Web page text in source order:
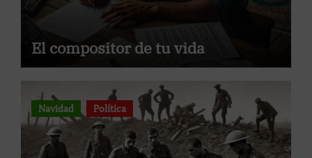
El compositor de tu vida
Navidad Política